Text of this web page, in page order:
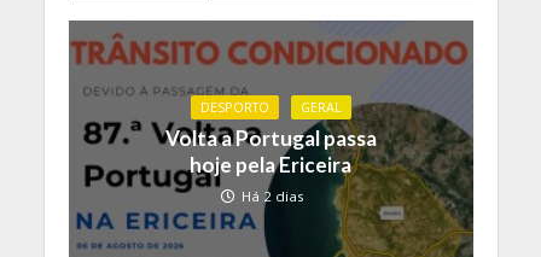
DESPORTO GERAL
Volta a Portugal passa
hoje pela Ericeira
Há 2 dias